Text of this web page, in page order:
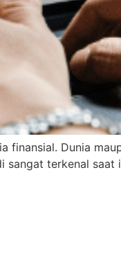
finansial. Dunia
sangat terkenal saat